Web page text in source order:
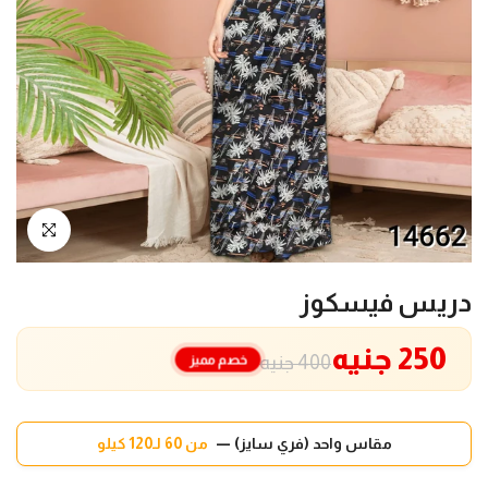
انقر للتكبير
دريس فيسكوز
400 جنيه 250 جنيه خصم مميز
مقاس واحد (فري سايز) — من 60 لـ120 كيلو